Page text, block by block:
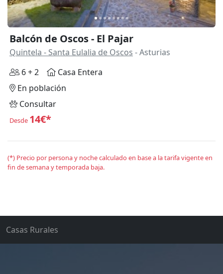
Balcón de Oscos - El Pajar
Quintela - Santa Eulalia de Oscos - Asturias
6 + 2
Casa Entera
En población
Consultar
Desde 14€*
(*) Precio por persona y noche calculado en base a la tarifa vigente en
fin de semana y temporada baja.
Casas Rurales